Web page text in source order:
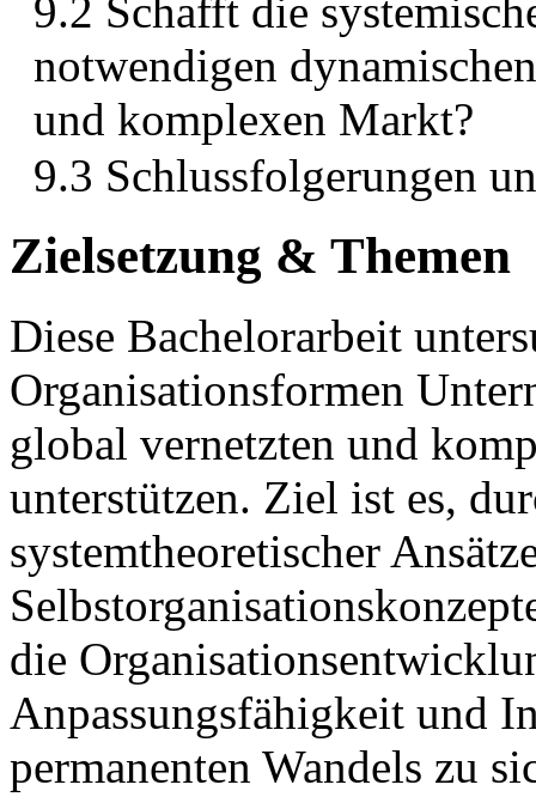
9.2 Schafft die
notwendigen
und komplexen Markt?
9.3 Schlussfolgerungen
Zielsetzung & Themen
Diese Bachelorarbeit
Organisationsformen
global vernetzten und
unterstützen. Ziel ist es,
systemtheoretischer
die
Anpassungsfähigkeit und
permanenten Wandels zu